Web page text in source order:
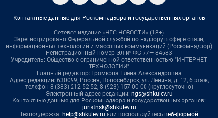
Контактные данные для Роскомнадзора и государственных органов
Сетевое издание «НГС.НОВОСТИ» (18+)
Зарегистрировано Федеральной службой по надзору в сфере связи,
информационных технологий и массовых коммуникаций (Роскомнадзор)
Регистрационный номер ЭЛ № ФС 77— 84683
Учредитель: Общество с ограниченной ответственностью "ИНТЕРНЕТ
ТЕХНОЛОГИИ"
Главный редактор: Громкова Елена Александровна
Адрес редакции: 630099, Россия, Новосибирск, ул. Ленина, д. 12, 6 этаж,
телефон 8 (383) 212-52-52, 8 (923) 157-00-00 (круглосуточно)
Электронный адрес редакции: ngs@shkulev.ru
Контактные данные для Роскомнадзора и государственных органов:
juristnsk@shkulev.ru
Техподдержка: help@shkulev.ru или воспользуйтесь веб-формой